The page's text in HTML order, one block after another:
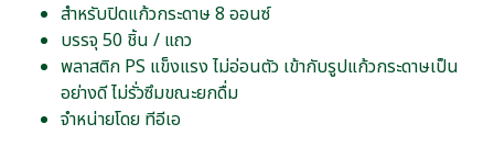
สำหรับปิดแก้วกระดาษ 8 ออนซ์
บรรจุ 50 ชิ้น / แถว
พลาสติก PS แข็งแรง ไม่อ่อนตัว เข้ากับรูปแก้วกระดาษเป็น
อย่างดี ไม่รั่วซึมขณะยกดื่ม
จำหน่ายโดย ทีอีเอ